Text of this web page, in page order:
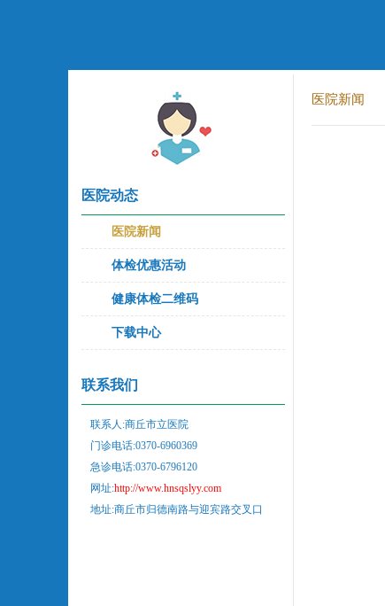
医院动态
医院新闻
体检优惠活动
健康体检二维码
下载中心
联系我们
联系人:商丘市立医院
门诊电话:0370-6960369
急诊电话:0370-6796120
网址:http://www.hnsqslyy.com
地址:商丘市归德南路与迎宾路交叉口
医院新闻